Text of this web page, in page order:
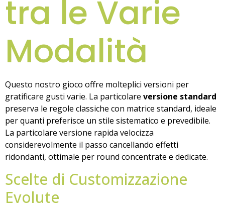
tra le Varie
Modalità
Questo nostro gioco offre molteplici versioni per
gratificare gusti varie. La particolare versione standard
preserva le regole classiche con matrice standard, ideale
per quanti preferisce un stile sistematico e prevedibile.
La particolare versione rapida velocizza
considerevolmente il passo cancellando effetti
ridondanti, ottimale per round concentrate e dedicate.
Scelte di Customizzazione
Evolute